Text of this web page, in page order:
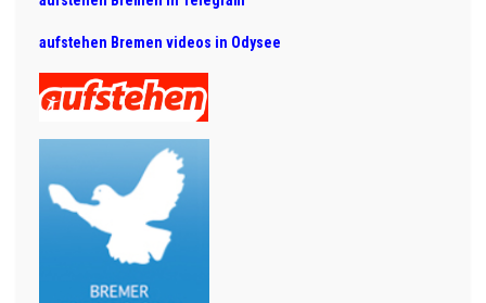
aufstehen Bremen videos in Odysee